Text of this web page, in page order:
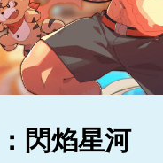
閃焰星河